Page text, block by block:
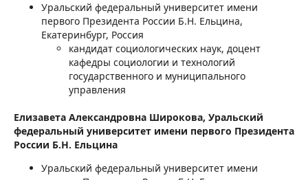
Уральский федеральный университет имени
первого Президента России Б.Н. Ельцина,
Екатеринбург, Россия
кандидат социологических наук, доцент
кафедры социологии и технологий
государственного и муниципального
управления
Елизавета Александровна Широкова, Уральский
федеральный университет имени первого Президента
России Б.Н. Ельцина
Уральский федеральный университет имени